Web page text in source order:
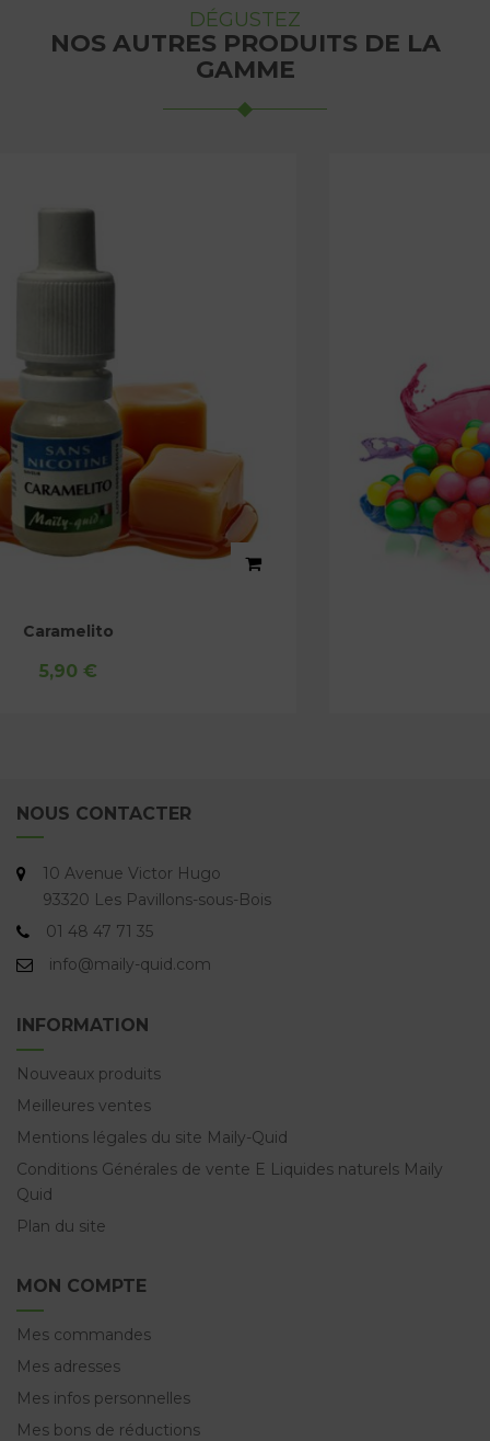
DÉGUSTEZ
NOS AUTRES PRODUITS DE LA
GAMME
NOUS CONTACTER
10 Avenue Victor Hugo
93320 Les Pavillons-sous-Bois
01 48 47 71 35
info@maily-quid.com
INFORMATION
Nouveaux produits
Meilleures ventes
Mentions légales du site Maily-Quid
Conditions Générales de vente E Liquides naturels Maily
Quid
Plan du site
MON COMPTE
Mes commandes
Mes adresses
Mes infos personnelles
Mes bons de réductions